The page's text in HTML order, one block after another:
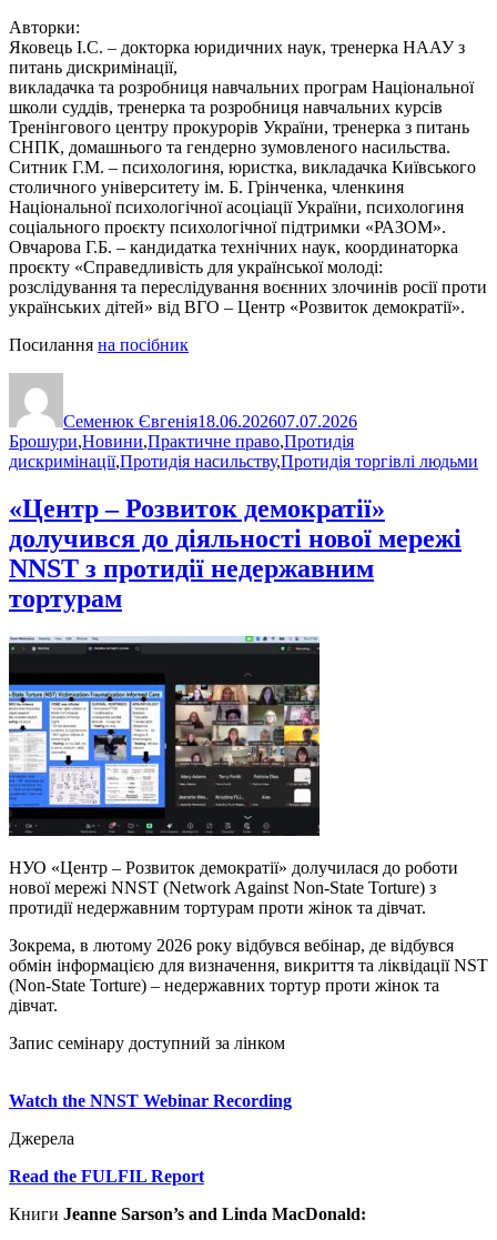
Авторки:
Яковець І.С. – докторка юридичних наук, тренерка НААУ з
питань дискримінації,
викладачка та розробниця навчальних програм Національної
школи суддів, тренерка та розробниця навчальних курсів
Тренінгового центру прокурорів України, тренерка з питань
СНПК, домашнього та гендерно зумовленого насильства.
Ситник Г.М. – психологиня, юристка, викладачка Київського
столичного університету ім. Б. Грінченка, членкиня
Національної психологічної асоціації України, психологиня
соціального проєкту психологічної підтримки «РАЗОМ».
Овчарова Г.Б. – кандидатка технічних наук, координаторка
проєкту «Справедливість для української молоді:
розслідування та переслідування воєнних злочинів росії проти
українських дітей» від ВГО – Центр «Розвиток демократії».
Посилання на посібник
Семенюк Євгенія18.06.202607.07.2026
Брошури,Новини,Практичне право,Протидія
дискримінації,Протидія насильству,Протидія торгівлі людьми
«Центр – Розвиток демократії»
долучився до діяльності нової мережі
NNST з протидії недержавним
тортурам
НУО «Центр – Розвиток демократії» долучилася до роботи
нової мережі NNST (Network Against Non-State Torture) з
протидії недержавним тортурам проти жінок та дівчат.
Зокрема, в лютому 2026 року відбувся вебінар, де відбувся
обмін інформацією для визначення, викриття та ліквідації NST
(Non-State Torture) – недержавних тортур проти жінок та
дівчат.
Запис семінару доступний за лінком
Watch the NNST Webinar Recording
Джерела
Read the FULFIL Report
Книги Jeanne Sarson’s and Linda MacDonald: